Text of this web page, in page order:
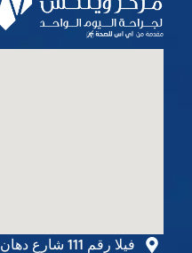
فيلا رقم 111 شارع دهان، أبوظبي، الإمارات العربية المتحدة